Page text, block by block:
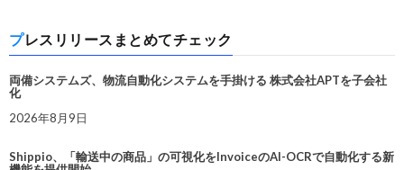
プレスリリースまとめてチェック
両備システムズ、物流自動化システムを手掛ける 株式会社APTを子会社
化
2026年8月9日
Shippio、「輸送中の商品」の可視化をInvoiceのAI-OCRで自動化する新